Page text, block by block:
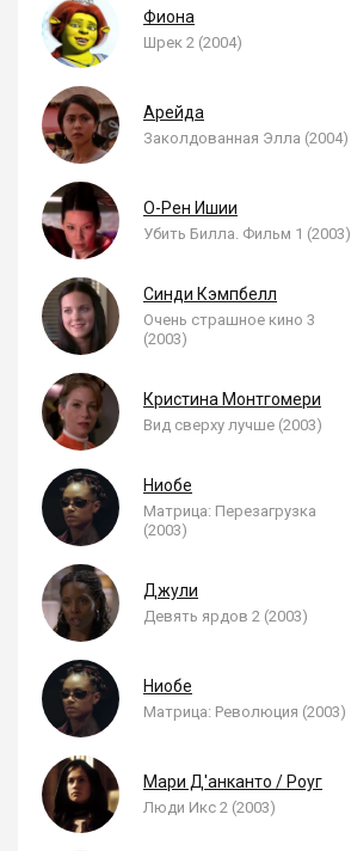
Фиона
Шрек 2 (2004)
Арейда
Заколдованная Элла (2004)
О-Рен Ишии
Убить Билла. Фильм 1 (2003)
Синди Кэмпбелл
Очень страшное кино 3
(2003)
Кристина Монтгомери
Вид сверху лучше (2003)
Ниобе
Матрица: Перезагрузка
(2003)
Джули
Девять ярдов 2 (2003)
Ниобе
Матрица: Революция (2003)
Мари Д'анканто / Роуг
Люди Икс 2 (2003)